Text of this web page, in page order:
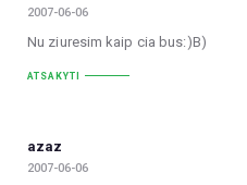
2007-06-06
Nu ziuresim kaip cia bus:)B)
ATSAKYTI
azaz
2007-06-06